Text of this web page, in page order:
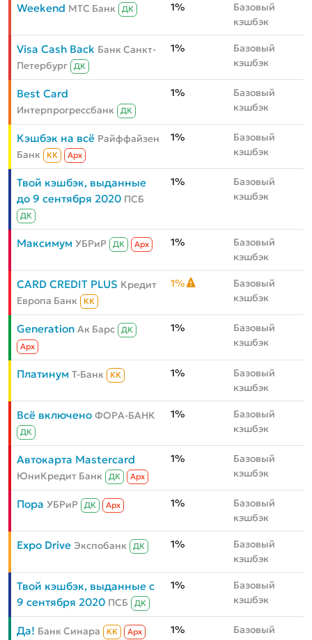
Weekend МТС Банк ДК 1%
Базовый
кэшбэк
Visa Cash Back Банк Санкт-
Петербург
ДК
1%
Базовый
кэшбэк
Best Card
Интерпрогрессбанк ДК
1%
Базовый
кэшбэк
Кэшбэк на всё Райффайзен
Банк
КК Aрх
1%
Базовый
кэшбэк
Твой кэшбэк, выданные
до 9 сентября 2020 ПСБ
ДК
1%
Базовый
кэшбэк
Максимум УБРиР ДК Aрх 1%
Базовый
кэшбэк
CARD CREDIT PLUS Кредит
Европа Банк
КК
1%
Базовый
кэшбэк
Generation Ак Барс
ДК
Aрх
1%
Базовый
кэшбэк
Платинум Т-Банк КК 1%
Базовый
кэшбэк
Всё включено ФОРА-БАНК
ДК
1%
Базовый
кэшбэк
Автокарта Mastercard
ЮниКредит Банк ДК Aрх
1%
Базовый
кэшбэк
Пора УБРиР ДК Aрх 1%
Базовый
кэшбэк
Expo Drive Экспобанк ДК 1%
Базовый
кэшбэк
Твой кэшбэк, выданные с
9 сентября 2020 ПСБ ДК
1%
Базовый
кэшбэк
Да! Банк Синара КК Aрх 1%
Базовый